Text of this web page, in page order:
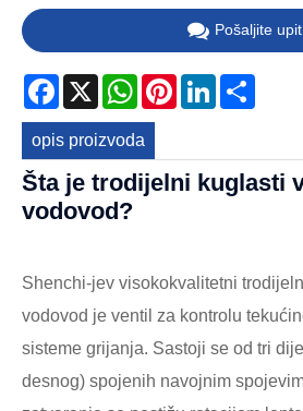
Pošaljite upit
Facebook
X WhatsApp
PinterestLinkedIn
opis proizvoda
Šta je trodijelni kuglasti
vodovod?
Shenchi-jev visokokvalitetni
vodovod je ventil za kontrolu
sisteme grijanja. Sastoji se od tri
desnog) spojenih navojnim